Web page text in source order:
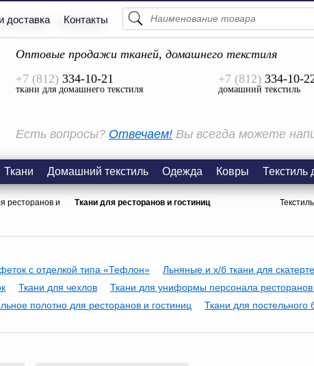
доставка Контакты
Оптовые продажи тканей, домашнего текстиля
+7 (812) 334-10-21
ткани для домашнего текстиля
+7 (812) 334-10-
домашний текстиль
Есть вопросы? Отвечаем! Вы всегда можете
Ткани Домашний текстиль Одежда Ковры Текстиль
ресторанов и
Ткани для ресторанов и гостиниц
с отделкой типа «Тефлон»
Льняные и х/б ткани для
Ткани для чехлов
Ткани для униформы персонала ресторанов
полотно для ресторанов и гостиниц
Ткани для постельного